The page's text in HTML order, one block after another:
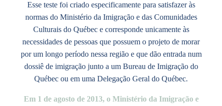
Esse teste foi criado especificamente para satisfazer às
normas do Ministério da Imigração e das Comunidades
Culturais do Québec e corresponde unicamente às
necessidades de pessoas que possuem o projeto de morar
por um longo período nessa região e que dão entrada num
dossiê de imigração junto a um Bureau de Imigração do
Québec ou em uma Delegação Geral do Québec.
Em 1 de agosto de 2013, o Ministério da Imigração e